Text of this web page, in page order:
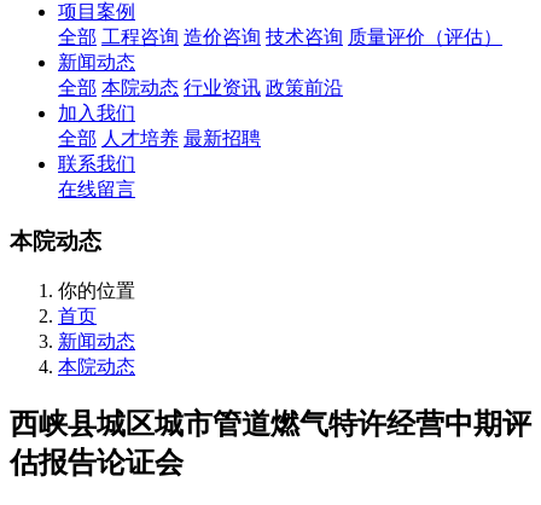
项目案例
全部 工程咨询 造价咨询 技术咨询 质量评价（评估）
新闻动态
全部 本院动态 行业资讯 政策前沿
加入我们
全部 人才培养 最新招聘
联系我们
在线留言
本院动态
你的位置
首页
新闻动态
本院动态
西峡县城区城市管道燃气特许经营中期评
估报告论证会